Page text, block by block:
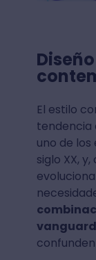
El estilo
tendencia
uno de
siglo XX,